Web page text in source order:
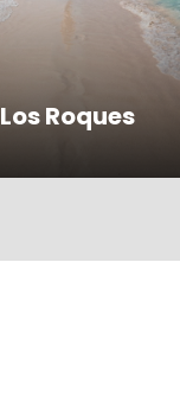
Los Roques